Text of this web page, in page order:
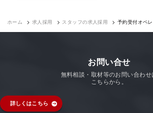
ホーム 求人採用 スタッフの求人採用
予約受付オペ
お問い合せ
無料相談・取材等のお問い合わせ
こちらから。
詳しくはこちら